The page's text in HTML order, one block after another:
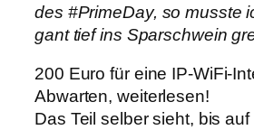
des #PrimeDay, so musste
gant tief ins Sparschwein
200 Euro für eine IP-WiFi-
Abwarten, weiterlesen!
Das Teil selber sieht, bis